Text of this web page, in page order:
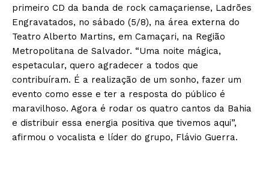
primeiro CD da banda de rock camaçariense, Ladrões
Engravatados, no sábado (5/8), na área externa do
Teatro Alberto Martins, em Camaçari, na Região
Metropolitana de Salvador. “Uma noite mágica,
espetacular, quero agradecer a todos que
contribuíram. É a realização de um sonho, fazer um
evento como esse e ter a resposta do público é
maravilhoso. Agora é rodar os quatro cantos da Bahia
e distribuir essa energia positiva que tivemos aqui”,
afirmou o vocalista e líder do grupo, Flávio Guerra.